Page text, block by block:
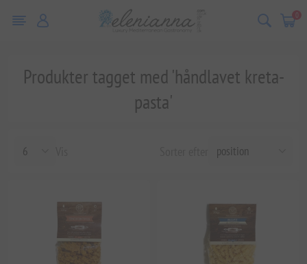
0
Produkter tagget med 'håndlavet kreta-
pasta'